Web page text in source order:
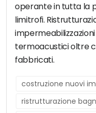
operante in tutta la
limitrofi.
termoacustici oltre
fabbricati.
costruzione nuovi
ristrutturazione